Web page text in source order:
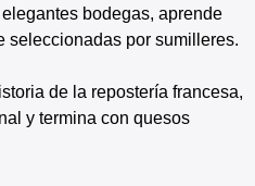
bodegas, aprende
seleccionadas por sumilleres.
de la repostería francesa,
y termina con quesos